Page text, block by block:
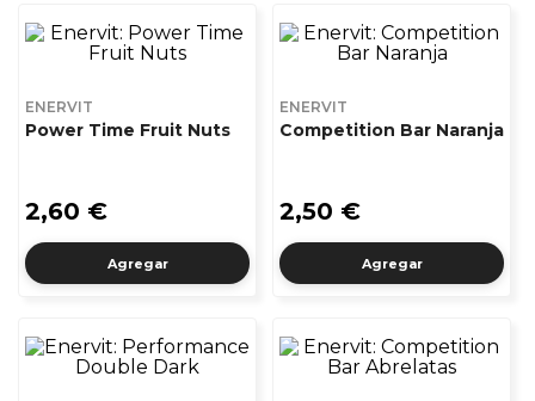
ENERVIT
Power Time Fruit Nuts
2,60 €
Agregar
ENERVIT
Competition Bar Naranja
2,50 €
Agregar